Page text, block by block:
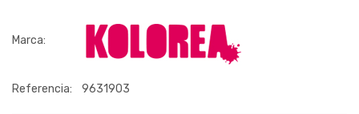
Marca:
Referencia: 9631903